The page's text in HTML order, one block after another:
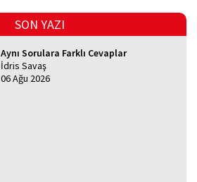
SON YAZI
Aynı Sorulara Farklı Cevaplar
İdris Savaş
06 Ağu 2026